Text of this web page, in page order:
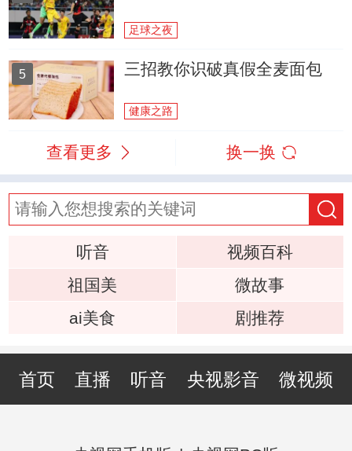
足球之夜
5 三招教你识破真假全麦面包
健康之路
查看更多 换一换
听音
视频百科
祖国美
微故事
ai美食
剧推荐
首页 直播 听音 央视影音 微视频